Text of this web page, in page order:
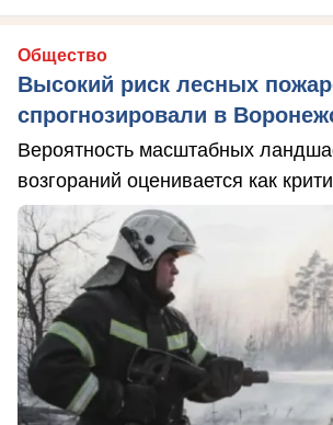
Общество
Высокий риск лесных
спрогнозировали в
Вероятность масштабных
возгораний оценивается как